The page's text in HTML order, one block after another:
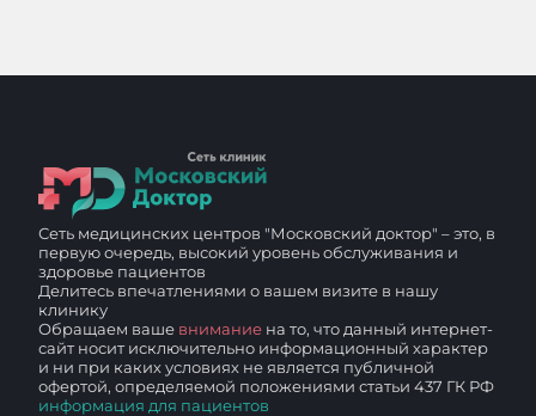
Сеть медицинских центров "Московский доктор" – это, в
первую очередь, высокий уровень обслуживания и
здоровье пациентов
Делитесь впечатлениями о вашем визите в нашу
клинику
Обращаем ваше внимание на то, что данный интернет-
сайт носит исключительно информационный характер
и ни при каких условиях не является публичной
офертой, определяемой положениями статьи 437 ГК РФ
информация для пациентов